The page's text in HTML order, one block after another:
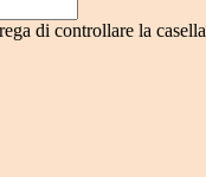
di controllare la